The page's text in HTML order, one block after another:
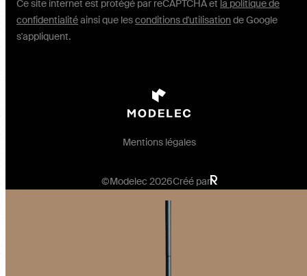
Ce site internet est protégé par reCAPTCHA et la politique de
confidentialitéainsi que lesconditions d'utilisationde Google
s'appliquent.
Mentions légales
©Modelec 2026Créé par